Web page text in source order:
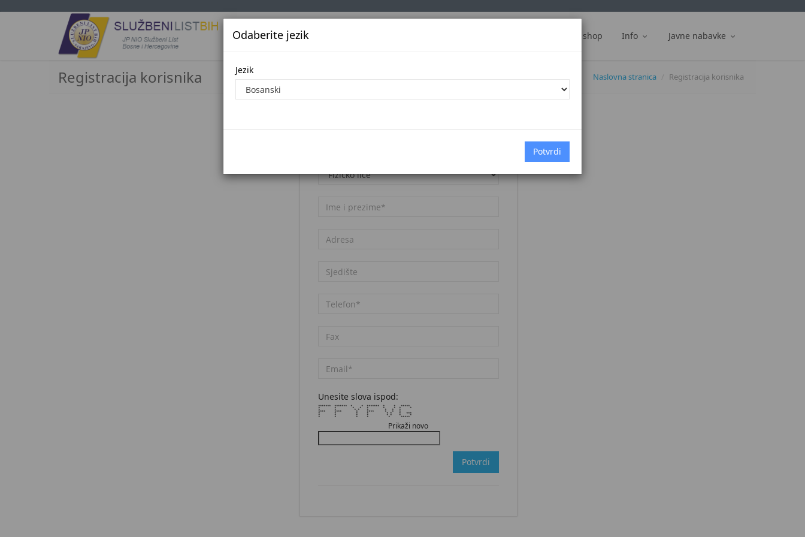
Jezik Službena glasila Web shop Info Javne nabavke
Odaberite jezik
Jezik
Registracija korisnika Naslovna stranica Registracija korisnika
Unesite slova ispod:
******* ******* * * ******* * * *****
* * * * * * * * *
* * * * * * * *
**** **** * **** * * *
* * * * * * * ***
* * * * * * * *
* * * * * *****
Prikaži novo
Potvrdi